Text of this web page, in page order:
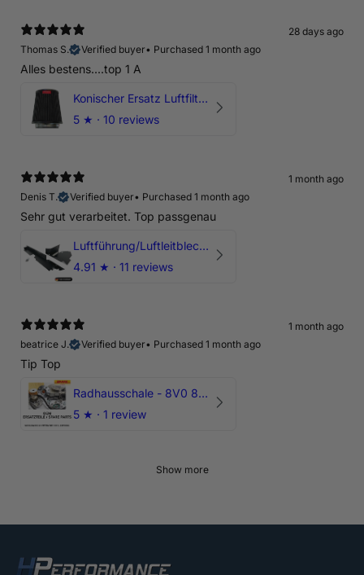
28 days ago
Thomas S.
Verified buyer• Purchased 1 month ago
Alles bestens....top 1 A
Konischer Ersatz Luftfilter Pilz - 4" & 5" Offene Ansaugung
5 ★ · 10 reviews
1 month ago
Denis T.
Verified buyer• Purchased 1 month ago
Sehr gut verarbeitet. Top passgenau
Luftführung/Luftleitblech 5" 125mm offene Ansaugung HPerformance
4.91 ★ · 11 reviews
1 month ago
beatrice J.
Verified buyer• Purchased 1 month ago
Tip Top
Radhausschale - 8V0 821 191 C - Original Ersatzteil für Audi RS3 Sportback
5 ★ · 1 review
Show more